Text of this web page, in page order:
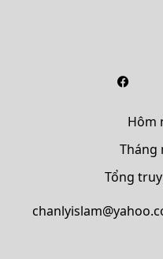
Hôm
Tháng
Tổng